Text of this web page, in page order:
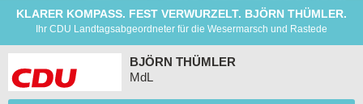
KLARER KOMPASS. FEST VERWURZELT. BJÖRN THÜMLER.
Ihr CDU Landtagsabgeordneter für die Wesermarsch und Rastede
BJÖRN THÜMLER
MdL